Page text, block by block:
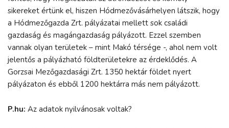
sikereket értünk el, hiszen Hódmezővásárhelyen látszik, hogy
a Hódmezőgazda Zrt. pályázatai mellett sok családi
gazdaság és magángazdaság pályázott. Ezzel szemben
vannak olyan területek – mint Makó térsége -, ahol nem volt
jelentős a pályázható földterületekre az érdeklődés. A
Gorzsai Mezőgazdasági Zrt. 1350 hektár földet nyert
pályázaton és ebből 1200 hektárra más nem pályázott.
P.hu: Az adatok nyilvánosak voltak?